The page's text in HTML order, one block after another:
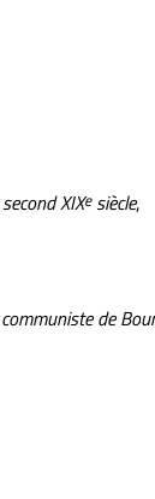
XIXesiècle,
de